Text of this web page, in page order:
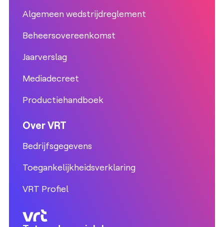
Algemeen wedstrijdreglement
Beheersovereenkomst
Jaarverslag
Mediadecreet
Productiehandboek
Over VRT
Bedrijfsgegevens
Toegankelijkheidsverklaring
VRT Profiel